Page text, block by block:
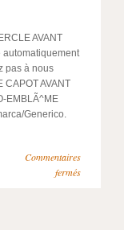
AVANT
automatiquement
pas à nous
CAPOT AVANT
EMBLÃ^ME
Generico.
Commentaires
fermés